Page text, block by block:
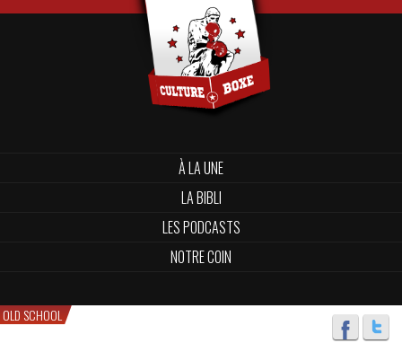
À LA UNE
LA BIBLI
LES PODCASTS
NOTRE COIN
OLD SCHOOL